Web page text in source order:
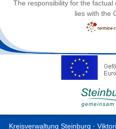
The responsibility for the
lies with the
Kreisverwaltung Steinburg ·